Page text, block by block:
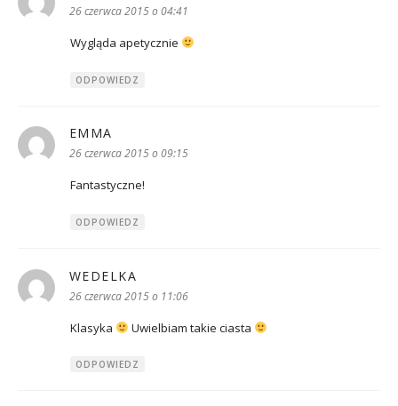
26 czerwca 2015 o 04:41
Wygląda apetycznie
ODPOWIEDZ
EMMA
26 czerwca 2015 o 09:15
Fantastyczne!
ODPOWIEDZ
WEDELKA
26 czerwca 2015 o 11:06
Klasyka Uwielbiam takie ciasta
ODPOWIEDZ